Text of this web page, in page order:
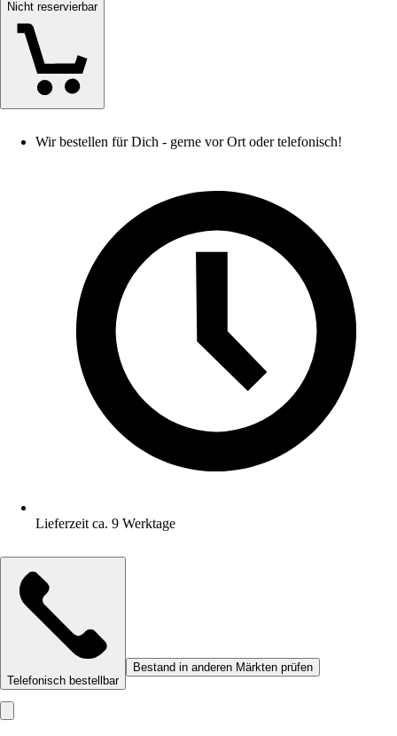
Nicht reservierbar
Wir bestellen für Dich - gerne vor Ort oder telefonisch!
Lieferzeit ca. 9 Werktage
Telefonisch bestellbar
Bestand in anderen Märkten prüfen